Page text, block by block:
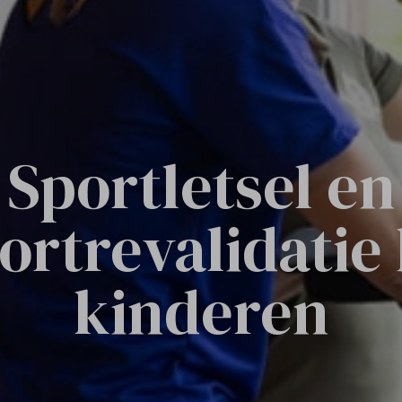
Sportletsel en
kinderen